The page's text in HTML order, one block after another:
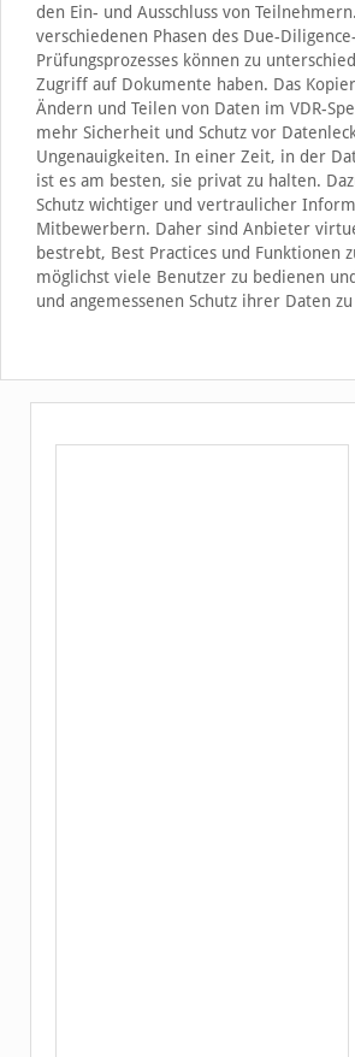
den Ein- und Ausschluss von
verschiedenen Phasen des Due-
Prüfungsprozesses können zu
Zugriff auf Dokumente haben. Das
Ändern und Teilen von Daten im VDR-
mehr Sicherheit und Schutz vor
Ungenauigkeiten. In einer Zeit, in der
ist es am besten, sie privat zu halten.
Schutz wichtiger und vertraulicher
Mitbewerbern. Daher sind Anbieter
bestrebt, Best Practices und Funktionen
möglichst viele Benutzer zu bedienen
und angemessenen Schutz ihrer Daten